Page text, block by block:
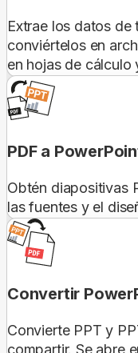
Extrae los datos
conviértelos en
en hojas de cálculo
PDF a
Obtén diapositivas
las fuentes y el
Convertir
Convierte PPT y
compartir. Se abre